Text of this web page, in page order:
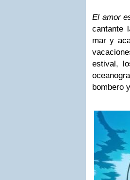
El amor
cantante
mar y
estival,
bombero